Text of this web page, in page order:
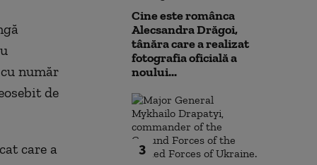
număr
de
care a
Cine este românca
Alecsandra Drăgoi,
tânăra care a realizat
fotografia oficială a
noului...
3